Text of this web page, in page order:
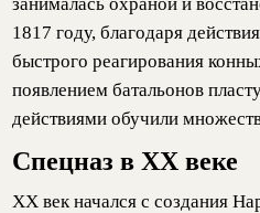
1817 году, благодаря
быстрого реагирования
появлением батальонов
действиями обучили
Спецназ в XX веке
ХХ век начался с создания